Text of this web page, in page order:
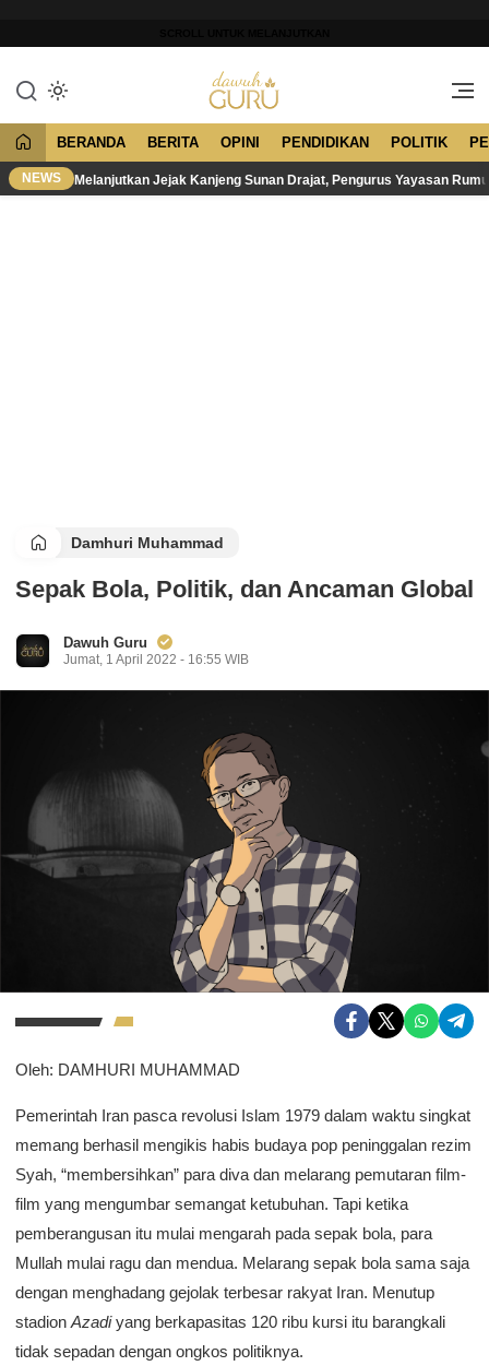
konten
Dawuh Guru
Merawat Tradisi, Membangun
BERANDA BERITA OPINI PENDIDIKAN POLITIK
NEWS Melanjutkan Jejak Kanjeng Sunan Drajat, Pengurus Yayasan
Damhuri Muhammad
Sepak Bola, Politik, dan Ancaman Global
Dawuh Guru
Jumat, 1 April 2022 - 16:55 WIB
Oleh: DAMHURI MUHAMMAD
Pemerintah Iran pasca revolusi Islam 1979 dalam waktu singkat
memang berhasil mengikis habis budaya pop peninggalan rezim
Syah, “membersihkan” para diva dan melarang pemutaran film-
film yang mengumbar semangat ketubuhan. Tapi ketika
pemberangusan itu mulai mengarah pada sepak bola, para
Mullah mulai ragu dan mendua. Melarang sepak bola sama saja
dengan menghadang gejolak terbesar rakyat Iran. Menutup
stadionAzadiyang berkapasitas 120 ribu kursi itu barangkali
tidak sepadan dengan ongkos politiknya.